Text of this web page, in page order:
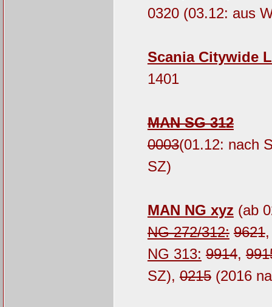
0320 (03.12: aus
Scania Citywide
1401
MAN SG 312
0003(01.12: nach
SZ)
MAN NG xyz(ab
NG 272/312: 9621
NG 313: 9914,
SZ), 0215(2016